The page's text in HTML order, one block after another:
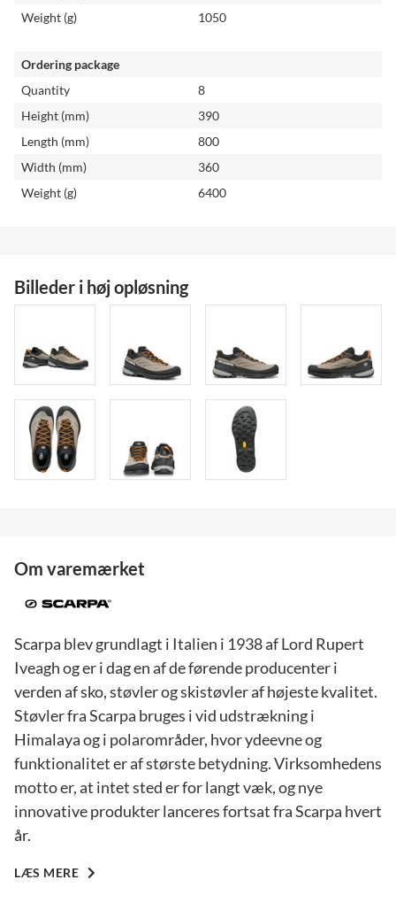
Weight (g)
1050
Ordering package
Quantity
8
Height (mm)
390
Length (mm)
800
Width (mm)
360
Weight (g)
6400
Billeder i høj opløsning
Om varemærket
Scarpa blev grundlagt i Italien i 1938 af Lord Rupert
Iveagh og er i dag en af de førende producenter i
verden af sko, støvler og skistøvler af højeste kvalitet.
Støvler fra Scarpa bruges i vid udstrækning i
Himalaya og i polarområder, hvor ydeevne og
funktionalitet er af største betydning. Virksomhedens
motto er, at intet sted er for langt væk, og nye
innovative produkter lanceres fortsat fra Scarpa hvert
år.
LÆS MERE